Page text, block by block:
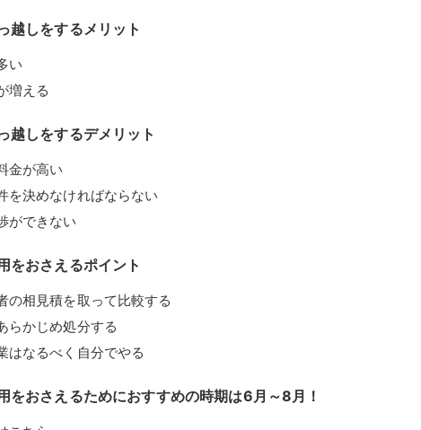
越しをするメリット
い
増える
越しをするデメリット
金が高い
を決めなければならない
ができない
をおさえるポイント
の相見積を取って比較する
らかじめ処分する
はなるべく自分でやる
をおさえるためにおすすめの時期は6月～8月！